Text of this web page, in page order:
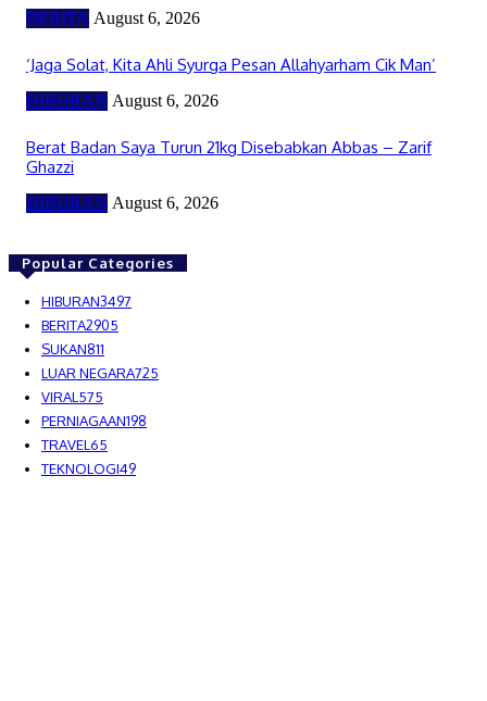
BERITA August 6, 2026
‘Jaga Solat, Kita Ahli Syurga Pesan Allahyarham Cik Man’
HIBURAN August 6, 2026
Berat Badan Saya Turun 21kg Disebabkan Abbas – Zarif
Ghazzi
HIBURAN August 6, 2026
Popular Categories
HIBURAN3497
BERITA2905
SUKAN811
LUAR NEGARA725
VIRAL575
PERNIAGAAN198
TRAVEL65
TEKNOLOGI49